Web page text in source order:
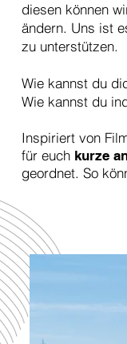
diesen können
ändern. Uns ist
zu unterstützen.
Wie kannst du
Wie kannst du
Inspiriert von
für euch kurze
geordnet. So